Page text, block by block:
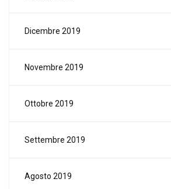
Dicembre 2019
Novembre 2019
Ottobre 2019
Settembre 2019
Agosto 2019